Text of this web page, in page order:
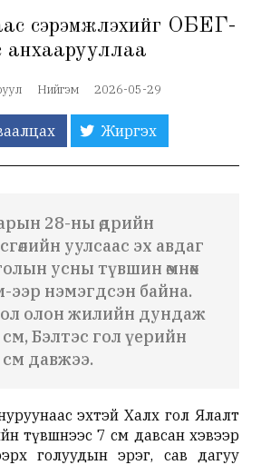
сэрэмжлэхийг ОБЕГ-
анхаарууллаа
Нийгэм 2026-05-29
Жиргэх
28-ны өдрийн
уулсаас эх авдаг
усны түвшин өмнөх
ээр нэмэгдсэн байна.
олон жилийн дундаж
Бэлтэс гол үерийн
давжээ.
эхтэй Халх гол Ялалт
түвшнээс 7 см давсан хэвээр
голуудын эрэг, сав дагуу